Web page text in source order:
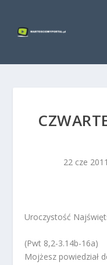
22 cze 2011
Uroczystość
(Pwt 8,2-3.14b-16a)
Mojżesz powiedział